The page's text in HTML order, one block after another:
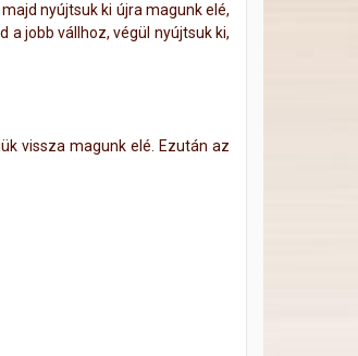
nyújtsuk ki újra magunk elé,
jobb vállhoz, végül nyújtsuk ki,
vissza magunk elé. Ezután az